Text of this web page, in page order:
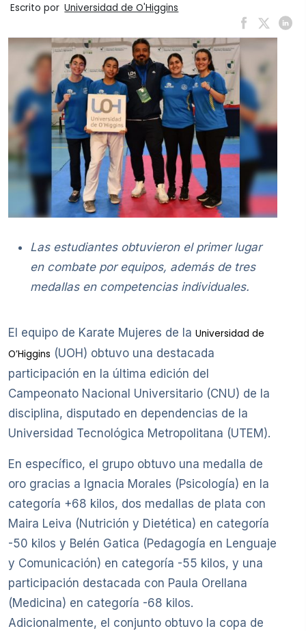
Escrito por Universidad de O'Higgins
Las estudiantes obtuvieron el primer lugar
en combate por equipos, además de tres
medallas en competencias individuales.
El equipo de Karate Mujeres de la Universidad de
O’Higgins (UOH) obtuvo una destacada
participación en la última edición del
Campeonato Nacional Universitario (CNU) de la
disciplina, disputado en dependencias de la
Universidad Tecnológica Metropolitana (UTEM).
En específico, el grupo obtuvo una medalla de
oro gracias a Ignacia Morales (Psicología) en la
categoría +68 kilos, dos medallas de plata con
Maira Leiva (Nutrición y Dietética) en categoría
-50 kilos y Belén Gatica (Pedagogía en Lenguaje
y Comunicación) en categoría -55 kilos, y una
participación destacada con Paula Orellana
(Medicina) en categoría -68 kilos.
Adicionalmente, el conjunto obtuvo la copa de